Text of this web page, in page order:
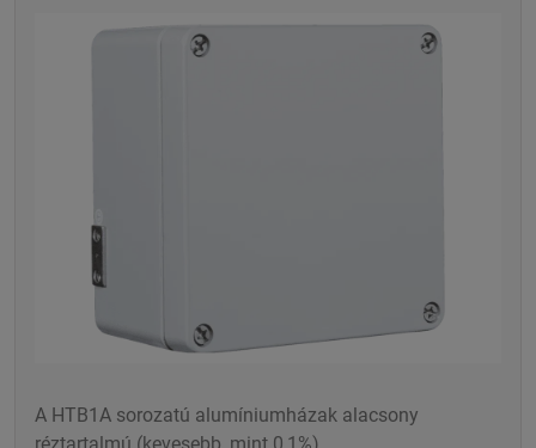
A HTB1A sorozatú alumíniumházak alacsony
réztartalmú (kevesebb, mint 0,1%)